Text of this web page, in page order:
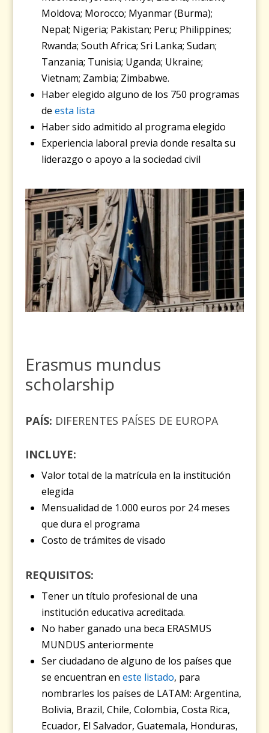
Moldova; Morocco; Myanmar (Burma);
Nepal; Nigeria; Pakistan; Peru; Philippines;
Rwanda; South Africa; Sri Lanka; Sudan;
Tanzania; Tunisia; Uganda; Ukraine;
Vietnam; Zambia; Zimbabwe.
Haber elegido alguno de los 750 programas
de esta lista
Haber sido admitido al programa elegido
Experiencia laboral previa donde resalta su
liderazgo o apoyo a la sociedad civil
Erasmus mundus
scholarship
PAÍS: DIFERENTES PAÍSES DE EUROPA
INCLUYE:
Valor total de la matrícula en la institución
elegida
Mensualidad de 1.000 euros por 24 meses
que dura el programa
Costo de trámites de visado
REQUISITOS:
Tener un título profesional de una
institución educativa acreditada.
No haber ganado una beca ERASMUS
MUNDUS anteriormente
Ser ciudadano de alguno de los países que
se encuentran en este listado, para
nombrarles los países de LATAM: Argentina,
Bolivia, Brazil, Chile, Colombia, Costa Rica,
Ecuador, El Salvador, Guatemala, Honduras,